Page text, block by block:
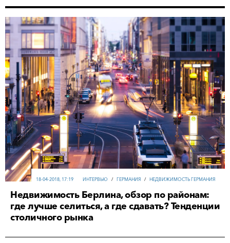
ИНТЕРВЬЮ / ГЕРМАНИЯ / НЕДВИЖИМОСТЬ ГЕРМАНИЯ
18-04-2018, 17:19
Недвижимость Берлина, обзор по районам:
где лучше селиться, а где сдавать? Тенденции
столичного рынка